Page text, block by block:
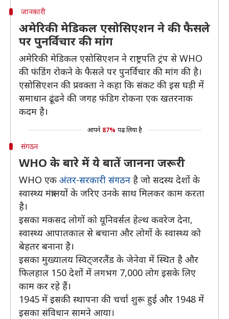
जानकारी
अमेरिकी मेडिकल एसोसिएशन ने की फैसले
पर पुनर्विचार की मांग
अमेरिकी मेडिकल एसोसिएशन ने राष्ट्रपति ट्रंप से WHO
की फंडिंग रोकने के फैसले पर पुनर्विचार की मांग की है।
एसोसिएशन की प्रवक्ता ने कहा कि संकट की इस घड़ी में
समाधान ढूंढने की जगह फंडिग रोकना एक खतरनाक
कदम है।
आपने 87% पढ़ लिया है
संगठन
WHO के बारे में ये बातें जानना जरूरी
WHO एक अंतर-सरकारी संगठन है जो सदस्‍य देशों के
स्‍वास्‍थ्‍य मंत्रालयों के जरिए उनके साथ मिलकर काम करता
है।
इसका मकसद लोगों को यूनिवर्सल हेल्थ कवरेज देना,
स्वास्थ्य आपातकाल से बचाना और लोगों के स्वास्थ्य को
बेहतर बनाना है।
इसका मुख्यालय स्विट्जरलैंड के जेनेवा में स्थित है और
फिलहाल 150 देशों में लगभग 7,000 लोग इसके लिए
काम कर रहे हैं।
1945 में इसकी स्थापना की चर्चा शुरू हुई और 1948 में
इसका संविधान सामने आया।